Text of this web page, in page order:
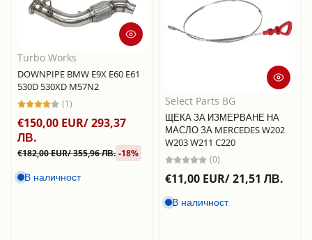
Turbo Works
DOWNPIPE BMW E9X E60 E61
530D 530XD M57N2
(1)
€150,00 EUR/ 293,37
ЛВ.
€182,00 EUR/ 355,96 ЛВ. -18%
В наличност
Select Parts BG
ЩЕКА ЗА ИЗМЕРВАНЕ НА
МАСЛО ЗА MERCEDES W202
W203 W211 C220
(0)
€11,00 EUR/ 21,51 ЛВ.
В наличност